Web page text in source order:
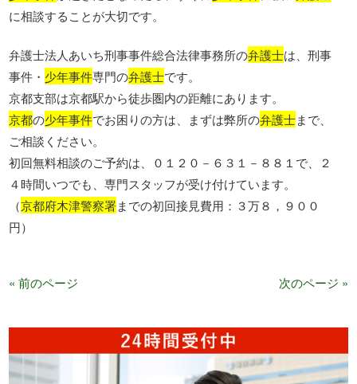
に相談することが大切です。
弁護士法人あいち刑事事件総合法律事務所の弁護士は、刑事
事件・ 少年事件専門の弁護士です。
京都支部は京都駅から徒歩圏内の距離にあります。
京都の少年事件でお困りの方は、まずは弊所の弁護士まで、
ご相談ください。
初回無料相談のご予約は、０１２０－６３１－８８１で、２
４時間いつでも、専門スタッフが受け付けています。
（京都府木津警察署までの初回接見費用：３万８，９００
円）
« 前のページ 次のページ »